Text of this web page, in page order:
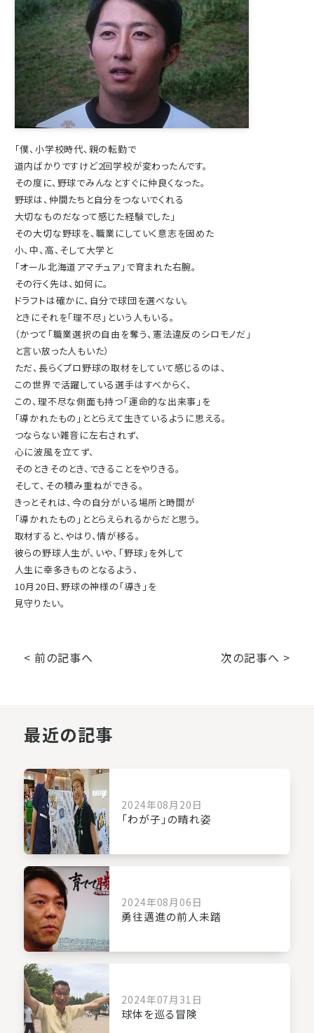
「僕、小学校時代、親の転勤で
道内ばかりですけど2回学校が変わったんです。
その度に、野球でみんなとすぐに仲良くなった。
野球は、仲間たちと自分をつないでくれる
大切なものだなって感じた経験でした」
その大切な野球を、職業にしていく意志を固めた
小、中、高、そして大学と
「オール北海道アマチュア」で育まれた右腕。
その行く先は、如何に。
ドラフトは確かに、自分で球団を選べない。
ときにそれを「理不尽」という人もいる。
（かつて「職業選択の自由を奪う、憲法違反のシロモノだ」
と言い放った人もいた）
ただ、長らくプロ野球の取材をしていて感じるのは、
この世界で活躍している選手はすべからく、
この、理不尽な側面も持つ「運命的な出来事」を
「導かれたもの」ととらえて生きているように思える。
つならない雑音に左右されず、
心に波風を立てず、
そのときそのとき、できることをやりきる。
そして、その積み重ねができる。
きっとそれは、今の自分がいる場所と時間が
「導かれたもの」ととらえられるからだと思う。
取材すると、やはり、情が移る。
彼らの野球人生が、いや、「野球」を外して
人生に幸多きものとなるよう、
10月20日、野球の神様の「導き」を
見守りたい。
< 前の記事へ 次の記事へ >
最近の記事
2024年08月20日
「わが子」の晴れ姿
2024年08月06日
勇往邁進の前人未踏
2024年07月31日
球体を巡る冒険